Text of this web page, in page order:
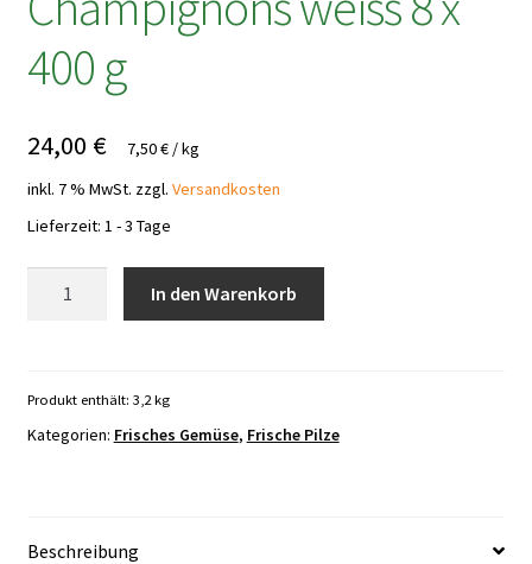
400 g
24,00 € 7,50€ /kg
inkl. 7 % MwSt. zzgl. Versandkosten
Lieferzeit: 1 - 3 Tage
400
g
In den Warenkorb
Produkt enthält: 3,2 kg
Kategorien: Frisches Gemüse, Frische Pilze
Beschreibung